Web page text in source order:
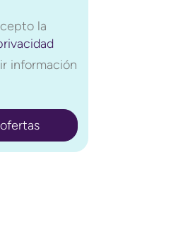
la
información